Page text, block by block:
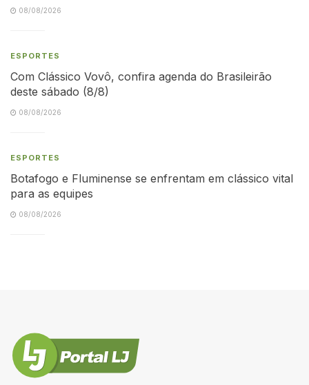
08/08/2026
ESPORTES
Com Clássico Vovô, confira agenda do Brasileirão
deste sábado (8/8)
08/08/2026
ESPORTES
Botafogo e Fluminense se enfrentam em clássico vital
para as equipes
08/08/2026